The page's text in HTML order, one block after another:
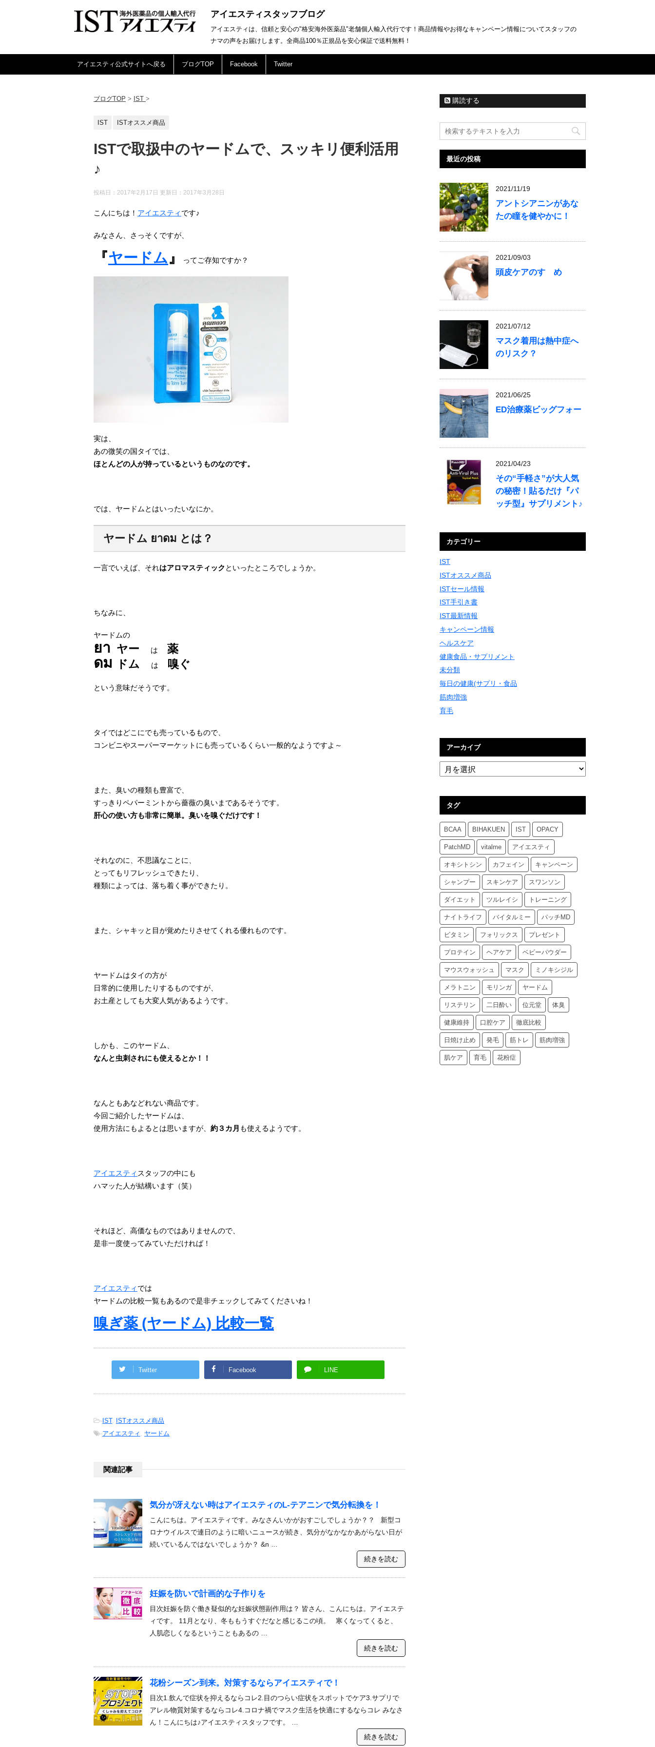
アイエスティスタッフブログ
アイエスティは、信頼と安心の"格安海外医薬品"老舗個人輸入代行です！商品情報やお得なキャンペーン情報についてスタッフの
ナマの声をお届けします。全商品100％正規品を安心保証で送料無料！
アイエスティ公式サイトへ戻る ブログTOP Facebook Twitter
ブログTOP > IST >
IST ISTオススメ商品
ISTで取扱中のヤードムで、スッキリ便利活用
♪
投稿日：2017年2月17日 更新日： 2017年3月28日
こんにちは！ アイエスティ です♪
みなさん、さっそくですが、
『ヤードム』 ってご存知ですか？
実は、
あの微笑の国タイでは、
ほとんどの人が持っているというものなのです。
では、ヤードムとはいったいなにか。
ヤードム ยาดม とは？
一言でいえば、それはアロマスティック といったところでしょうか。
ちなみに、
ヤードムの
ยา ヤー は 薬
ดม ドム は 嗅ぐ
という意味だそうです。
タイではどこにでも売っているもので、
コンビニやスーパーマーケットにも売っているくらい一般的なようですよ～
また、臭いの種類も豊富で、
すっきりペパーミントから薔薇の臭いまであるそうです。
肝心の使い方も非常に簡単。臭いを嗅ぐだけです！
それなのに、不思議なことに、
とってもリフレッシュできたり、
種類によっては、落ち着く事ができたり。
また、シャキッと目が覚めたりさせてくれる優れものです。
ヤードムはタイの方が
日常的に使用したりするものですが、
お土産としても大変人気があるようです。
しかも、このヤードム、
なんと虫刺されにも使えるとか！！
なんともあなどれない商品です。
今回ご紹介したヤードムは、
使用方法にもよるとは思いますが、 約３カ月 も使えるようです。
アイエスティ スタッフの中にも
ハマッた人が結構います（笑）
それほど、高価なものではありませんので、
是非一度使ってみていただければ！
アイエスティ では
ヤードムの比較一覧もあるので是非チェックしてみてくださいね！
嗅ぎ薬 (ヤードム) 比較一覧
Twitter Facebook LINE
- IST,
ISTオススメ商品
-アイエスティ , ヤードム
関連記事
気分が冴えない時はアイエスティのL-テアニンで気分転換を！
こんにちは。アイエスティです。みなさんいかがおすごしでしょうか？？ 新型コ
ロナウイルスで連日のように暗いニュースが続き、気分がなかなかあがらない日が
続いているんではないでしょうか？ &n …
続きを読む
妊娠を防いで計画的な子作りを
目次妊娠を防ぐ働き疑似的な妊娠状態副作用は？ 皆さん、こんにちは。アイエステ
ィです。 11月となり、冬ももうすぐだなと感じるこの頃。 寒くなってくると、
人肌恋しくなるということもあるの …
続きを読む
花粉シーズン到来。対策するならアイエスティで！
目次1.飲んで症状を抑えるならコレ2.目のつらい症状をスポットでケア3.サプリで
アレル物質対策するならコレ4.コロナ禍でマスク生活を快適にするならコレ みなさ
ん！こんにちは♪アイエスティスタッフです。 …
続きを読む
購読する
最近の投稿
2021/11/19
アントシアニンがあな
たの瞳を健やかに！
2021/09/03
頭皮ケアのすゝめ
2021/07/12
マスク着用は熱中症へ
のリスク？
2021/06/25
ED治療薬ビッグフォー
2021/04/23
その“手軽さ”が大人気
の秘密！貼るだけ『パ
ッチ型』サプリメント♪
カテゴリー
IST
ISTオススメ商品
ISTセール情報
IST手引き書
IST最新情報
キャンペーン情報
ヘルスケア
健康食品・サプリメント
未分類
毎日の健康(サプリ・食品
筋肉増強
育毛
アーカイブ
タグ
BCAA BIHAKUEN IST OPACY
PatchMD vitalme アイエスティ
オキシトシン カフェイン キャンペーン
シャンプー スキンケア スワンソン
ダイエット ツルレイシ トレーニング
ナイトライフ バイタルミー パッチMD
ビタミン フォリックス プレゼント
プロテイン ヘアケア ベビーパウダー
マウスウォッシュ マスク ミノキシジル
メラトニン モリンガ ヤードム
リステリン 二日酔い 位元堂 体臭
健康維持 口腔ケア 徹底比較
日焼け止め 発毛 筋トレ 筋肉増強
肌ケア 育毛 花粉症